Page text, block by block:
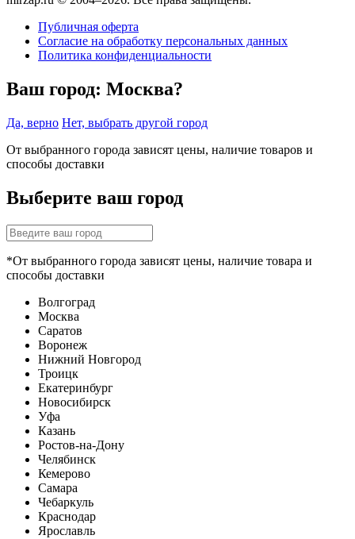
Публичная оферта
Согласие на обработку персональных данных
Политика конфиденциальности
Ваш город: Москва?
Да, верно Нет, выбрать другой город
От выбранного города зависят цены, наличие товаров и
способы доставки
Выберите ваш город
*От выбранного города зависят цены, наличие товара и
способы доставки
Волгоград
Москва
Саратов
Воронеж
Нижний Новгород
Троицк
Екатеринбург
Новосибирск
Уфа
Казань
Ростов-на-Дону
Челябинск
Кемерово
Самара
Чебаркуль
Краснодар
Ярославль